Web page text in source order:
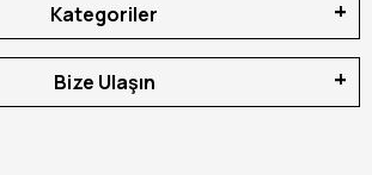
Kategoriler
Bize Ulaşın